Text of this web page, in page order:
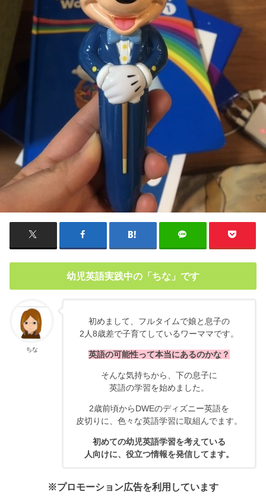
幼児英語実践中の「ちな」です
ちな
初めまして、フルタイムで娘と息子の
2人8歳差で子育てしているワーママです。
英語の可能性って本当にあるのかな？
そんな気持ちから、下の息子に
英語の学習を始めました。
2歳前頃からDWEのディズニー英語を
皮切りに、色々な英語学習に取組んでます。
初めての幼児英語学習を考えている
人向けに、役立つ情報を発信してます。
※プロモーション広告を利用しています